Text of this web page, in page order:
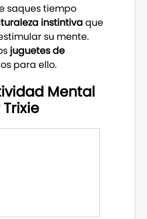
saques tiempo
instintivaque
su mente.
juguetes de
para ello.
Mental